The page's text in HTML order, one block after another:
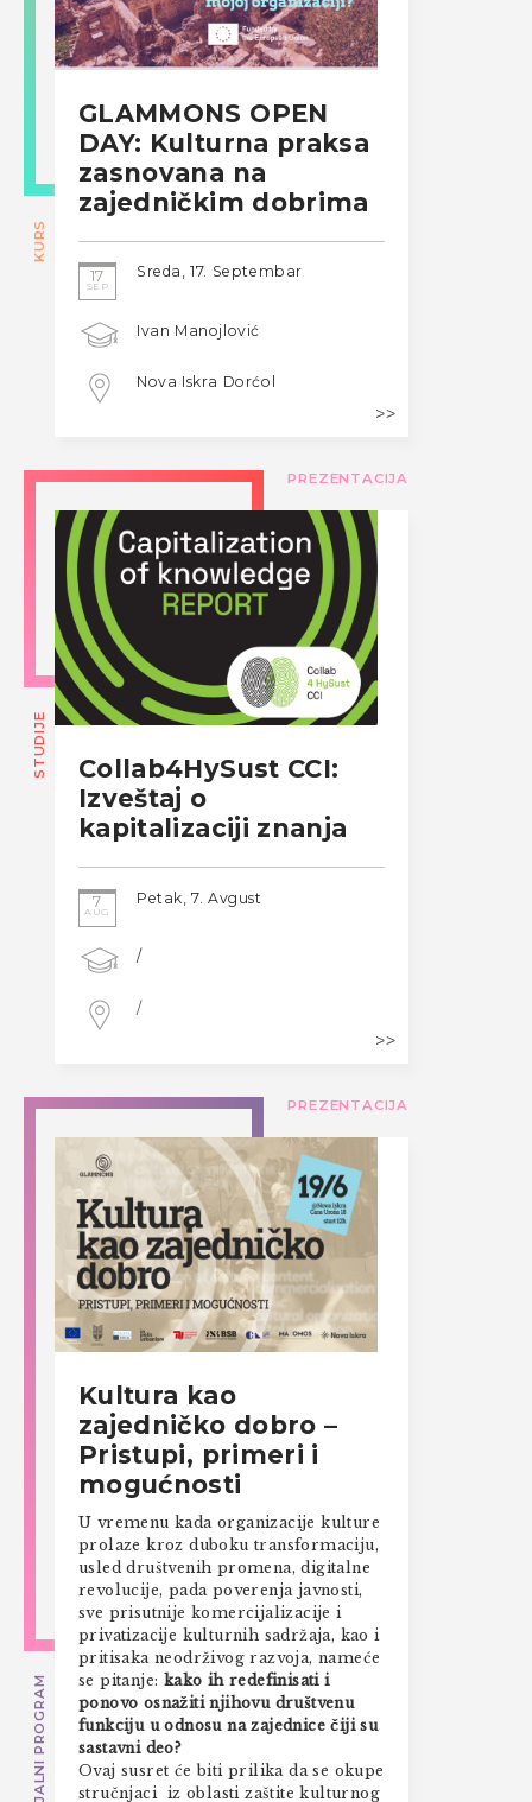
KURS
GLAMMONS OPEN
DAY: Kulturna praksa
zasnovana na
zajedničkim dobrima
17
SEP
Sreda, 17. Septembar
Ivan Manojlović
Nova Iskra Dorćol
PREZENTACIJA
STUDIJE
Collab4HySust CCI:
Izveštaj o
kapitalizaciji znanja
7
AUG
Petak, 7. Avgust
/
/
PREZENTACIJA
SPECIJALNI PROGRAM
Kultura kao
zajedničko dobro –
Pristupi, primeri i
mogućnosti
U vremenu kada organizacije kulture
prolaze kroz duboku transformaciju,
usled društvenih promena, digitalne
revolucije, pada poverenja javnosti,
sve prisutnije komercijalizacije i
privatizacije kulturnih sadržaja, kao i
pritisaka neodrživog razvoja, nameće
se pitanje: kako ih redefinisati i
ponovo osnažiti njihovu društvenu
funkciju u odnosu na zajednice čiji su
sastavni deo?
Ovaj susret će biti prilika da se okupe
stručnjaci iz oblasti zaštite kulturnog